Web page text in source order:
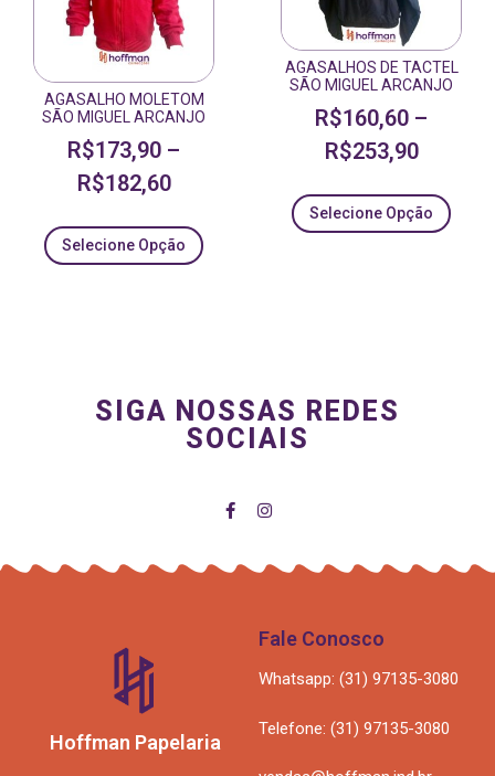
AGASALHO MOLETOM
SÃO MIGUEL ARCANJO
R$173,90 –
R$182,60
Selecione Opção
AGASALHOS DE TACTEL
SÃO MIGUEL ARCANJO
R$160,60 –
R$253,90
Selecione Opção
SIGA NOSSAS REDES
SOCIAIS
Hoffman Papelaria
Fale Conosco
Whatsapp: (31) 97135-3080
Telefone: (31) 97135-3080